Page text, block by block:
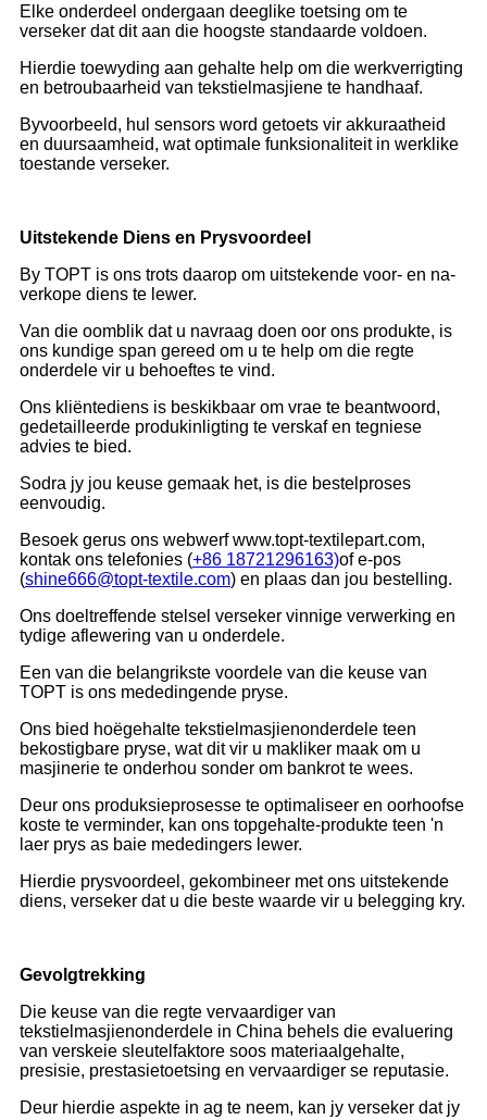
Elke onderdeel ondergaan deeglike toetsing om te
verseker dat dit aan die hoogste standaarde voldoen.
Hierdie toewyding aan gehalte help om die werkverrigting
en betroubaarheid van tekstielmasjiene te handhaaf.
Byvoorbeeld, hul sensors word getoets vir akkuraatheid
en duursaamheid, wat optimale funksionaliteit in werklike
toestande verseker.
Uitstekende Diens en Prysvoordeel
By TOPT is ons trots daarop om uitstekende voor- en na-
verkope diens te lewer.
Van die oomblik dat u navraag doen oor ons produkte, is
ons kundige span gereed om u te help om die regte
onderdele vir u behoeftes te vind.
Ons kliëntediens is beskikbaar om vrae te beantwoord,
gedetailleerde produkinligting te verskaf en tegniese
advies te bied.
Sodra jy jou keuse gemaak het, is die bestelproses
eenvoudig.
Besoek gerus ons webwerf www.topt-textilepart.com,
kontak ons ​​telefonies (+86 18721296163)of e-pos
(shine666@topt-textile.com) en plaas dan jou bestelling.
Ons doeltreffende stelsel verseker vinnige verwerking en
tydige aflewering van u onderdele.
Een van die belangrikste voordele van die keuse van
TOPT is ons mededingende pryse.
Ons bied hoëgehalte tekstielmasjienonderdele teen
bekostigbare pryse, wat dit vir u makliker maak om u
masjinerie te onderhou sonder om bankrot te wees.
Deur ons produksieprosesse te optimaliseer en oorhoofse
koste te verminder, kan ons topgehalte-produkte teen 'n
laer prys as baie mededingers lewer.
Hierdie prysvoordeel, gekombineer met ons uitstekende
diens, verseker dat u die beste waarde vir u belegging kry.
Gevolgtrekking
Die keuse van die regte vervaardiger van
tekstielmasjienonderdele in China behels die evaluering
van verskeie sleutelfaktore soos materiaalgehalte,
presisie, prestasietoetsing en vervaardiger se reputasie.
Deur hierdie aspekte in ag te neem, kan jy verseker dat jy